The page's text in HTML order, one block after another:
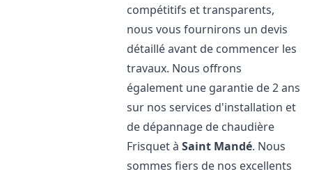
compétitifs et transparents,
nous vous fournirons un devis
détaillé avant de commencer les
travaux. Nous offrons
également une garantie de 2 ans
sur nos services d'installation et
de dépannage de chaudière
Frisquet àSaint Mandé. Nous
sommes fiers de nos excellents